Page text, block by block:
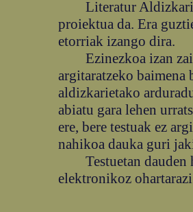
Literatur
proiektua da. Era
etorriak izango dira.
Ezinezkoa izan
argitaratzeko baimena
aldizkarietako
abiatu gara lehen
ere, bere testuak ez
nahikoa dauka guri
Testuetan dauden
elektronikoz